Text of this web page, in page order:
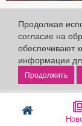
17
От
Продолжая
согласие на
обеспечивают
информации